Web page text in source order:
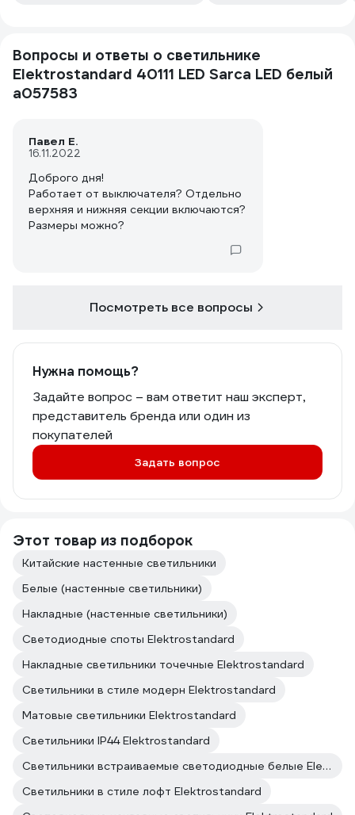
Вопросы и ответы о светильнике
Elektrostandard 40111 LED Sarca LED белый
a057583
Павел Е.
16.11.2022
Доброго дня!
Работает от выключателя? Отдельно
верхняя и нижняя секции включаются?
Размеры можно?
Посмотреть все вопросы
Нужна помощь?
Задайте вопрос – вам ответит наш эксперт,
представитель бренда или один из
покупателей
Задать вопрос
Этот товар из подборок
Китайские настенные светильники
Белые (настенные светильники)
Накладные (настенные светильники)
Светодиодные споты Elektrostandard
Накладные светильники точечные Elektrostandard
Светильники в стиле модерн Elektrostandard
Матовые светильники Elektrostandard
Светильники IP44 Elektrostandard
Светильники встраиваемые светодиодные белые Elektrostandard
Светильники в стиле лофт Elektrostandard